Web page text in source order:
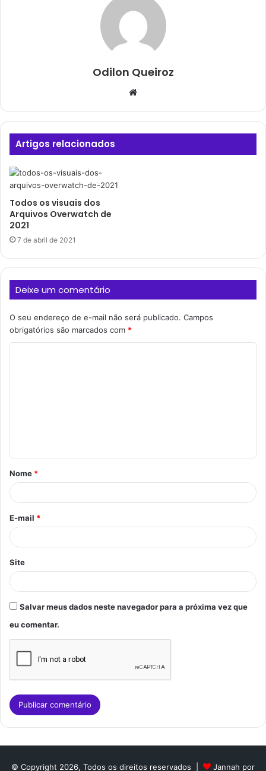
Odilon Queiroz
Website
Artigos relacionados
Todos os visuais dos
Arquivos Overwatch de
2021
7 de abril de 2021
Deixe um comentário
O seu endereço de e-mail não será publicado. Campos
obrigatórios são marcados com *
á
r
*
Nome *
E-mail *
Site
Salvar meus dados neste navegador para a próxima vez que
eu comentar.
© Copyright 2026, Todos os direitos reservados | Jannah por